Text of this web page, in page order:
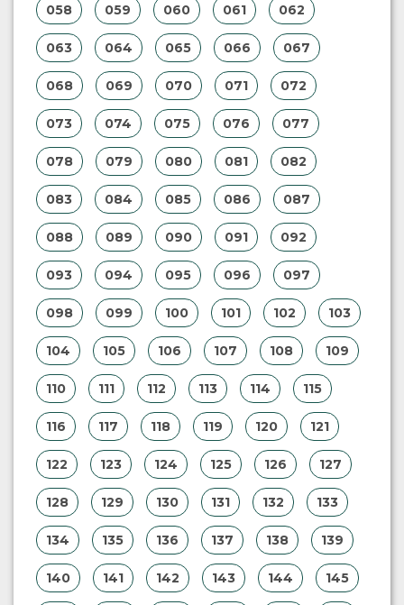
058 059 060 061 062
063 064 065 066 067
068 069 070 071 072
073 074 075 076 077
078 079 080 081 082
083 084 085 086 087
088 089 090 091 092
093 094 095 096 097
098 099 100 101 102 103
104 105 106 107 108 109
110 111 112 113 114 115
116 117 118 119 120 121
122 123 124 125 126 127
128 129 130 131 132 133
134 135 136 137 138 139
140 141 142 143 144 145